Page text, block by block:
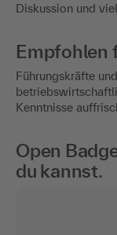
Diskussion und
Empfohlen
Führungskräfte
Kenntnisse
Open
du kannst.